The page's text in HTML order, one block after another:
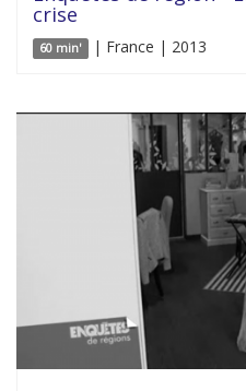
crise
60 min' | France | 2013